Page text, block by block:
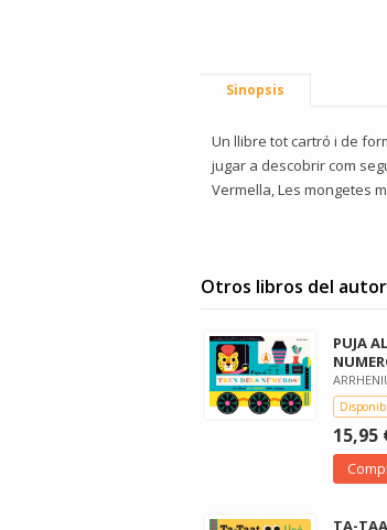
Sinopsis
Un llibre tot cartró i de
jugar a descobrir com
Vermella, Les mongetes
Otros libros del autor
PUJA
15,95
TA-